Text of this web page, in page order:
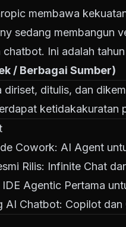
membawa
sedang membangun
Ini adalah
/ Berbagai Sumber)
ditulis, dan
ketidakakuratan
Cowork: AI Agent
Rilis: Infinite Chat
Agentic Pertama
AI Chatbot: Copilot dan